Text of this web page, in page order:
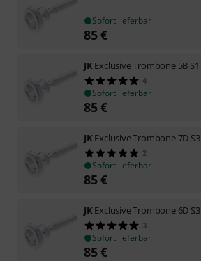
Sofort lieferbar
85€
JK Exclusive Trombone 5B S1
4
Sofort lieferbar
85€
JK Exclusive Trombone 7D S3
2
Sofort lieferbar
85€
JK Exclusive Trombone 6D S3
3
Sofort lieferbar
85€